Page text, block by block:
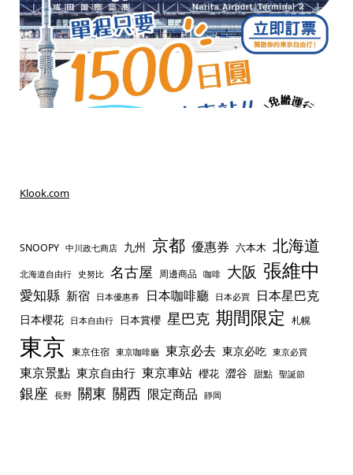
Klook.com
SNOOPY 中川政七商店 九州 京都 優惠券 六本木 北海道
北海道自由行 史努比 名古屋 周邊商品 咖啡 大阪 張維中
愛知縣 新宿 日本優惠券 日本咖啡廳 日本必買 日本星巴克
日本櫻花 日本自由行 日本賞櫻 星巴克 期間限定 札幌
東京 東京住宿 東京咖啡廳 東京必去 東京必吃 東京必買
東京景點 東京自由行 東京車站 櫻花 澀谷 甜點 聖誕節
銀座 長野 關東 關西 限定商品 靜岡